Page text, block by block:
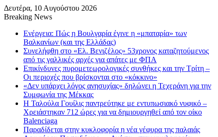
Δευτέρα, 10 Αυγούστου 2026
Breaking News
Ενέργεια: Πώς η Βουλγαρία έγινε η «μπαταρία» των
Βαλκανίων (και της Ελλάδας)
Συνελήφθη στο «Ελ. Βενιζέλος» 53χρονος καταζητούμενος
από τις γαλλικές αρχές για απάτες με ΦΠΑ
Επικίνδυνες πυρομετεωρολογικές συνθήκες και την Τρίτη –
Οι περιοχές που βρίσκονται στο «κόκκινο»
«Δεν υπάρχει λόγος ανησυχίας» δηλώνει η Τεχεράνη για την
Συμφωνία της Μέκκας
Η Ταλούλα Γουίλις παντρεύτηκε με εντυπωσιακό νυφικό –
Χρειάστηκαν 712 ώρες για να δημιουργηθεί από τον οίκο
Balenciaga
Παραδίδεται στην κυκλοφορία η νέα γέφυρα της παλαιάς